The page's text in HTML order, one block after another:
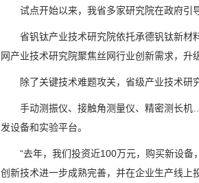
试点开始以来，我省多家研究院在政府引导
省钒钛产业技术研究院依托承德钒钛新材料
网产业技术研究院聚焦丝网行业创新需求，
除了关键技术难题攻关，省级产业技术研究
手动测振仪、接触角测量仪、精密测长机
发设备和实验平台。
“去年，我们投资近100万元，购买新设备
创新技术进一步成熟完善，并在企业生产线